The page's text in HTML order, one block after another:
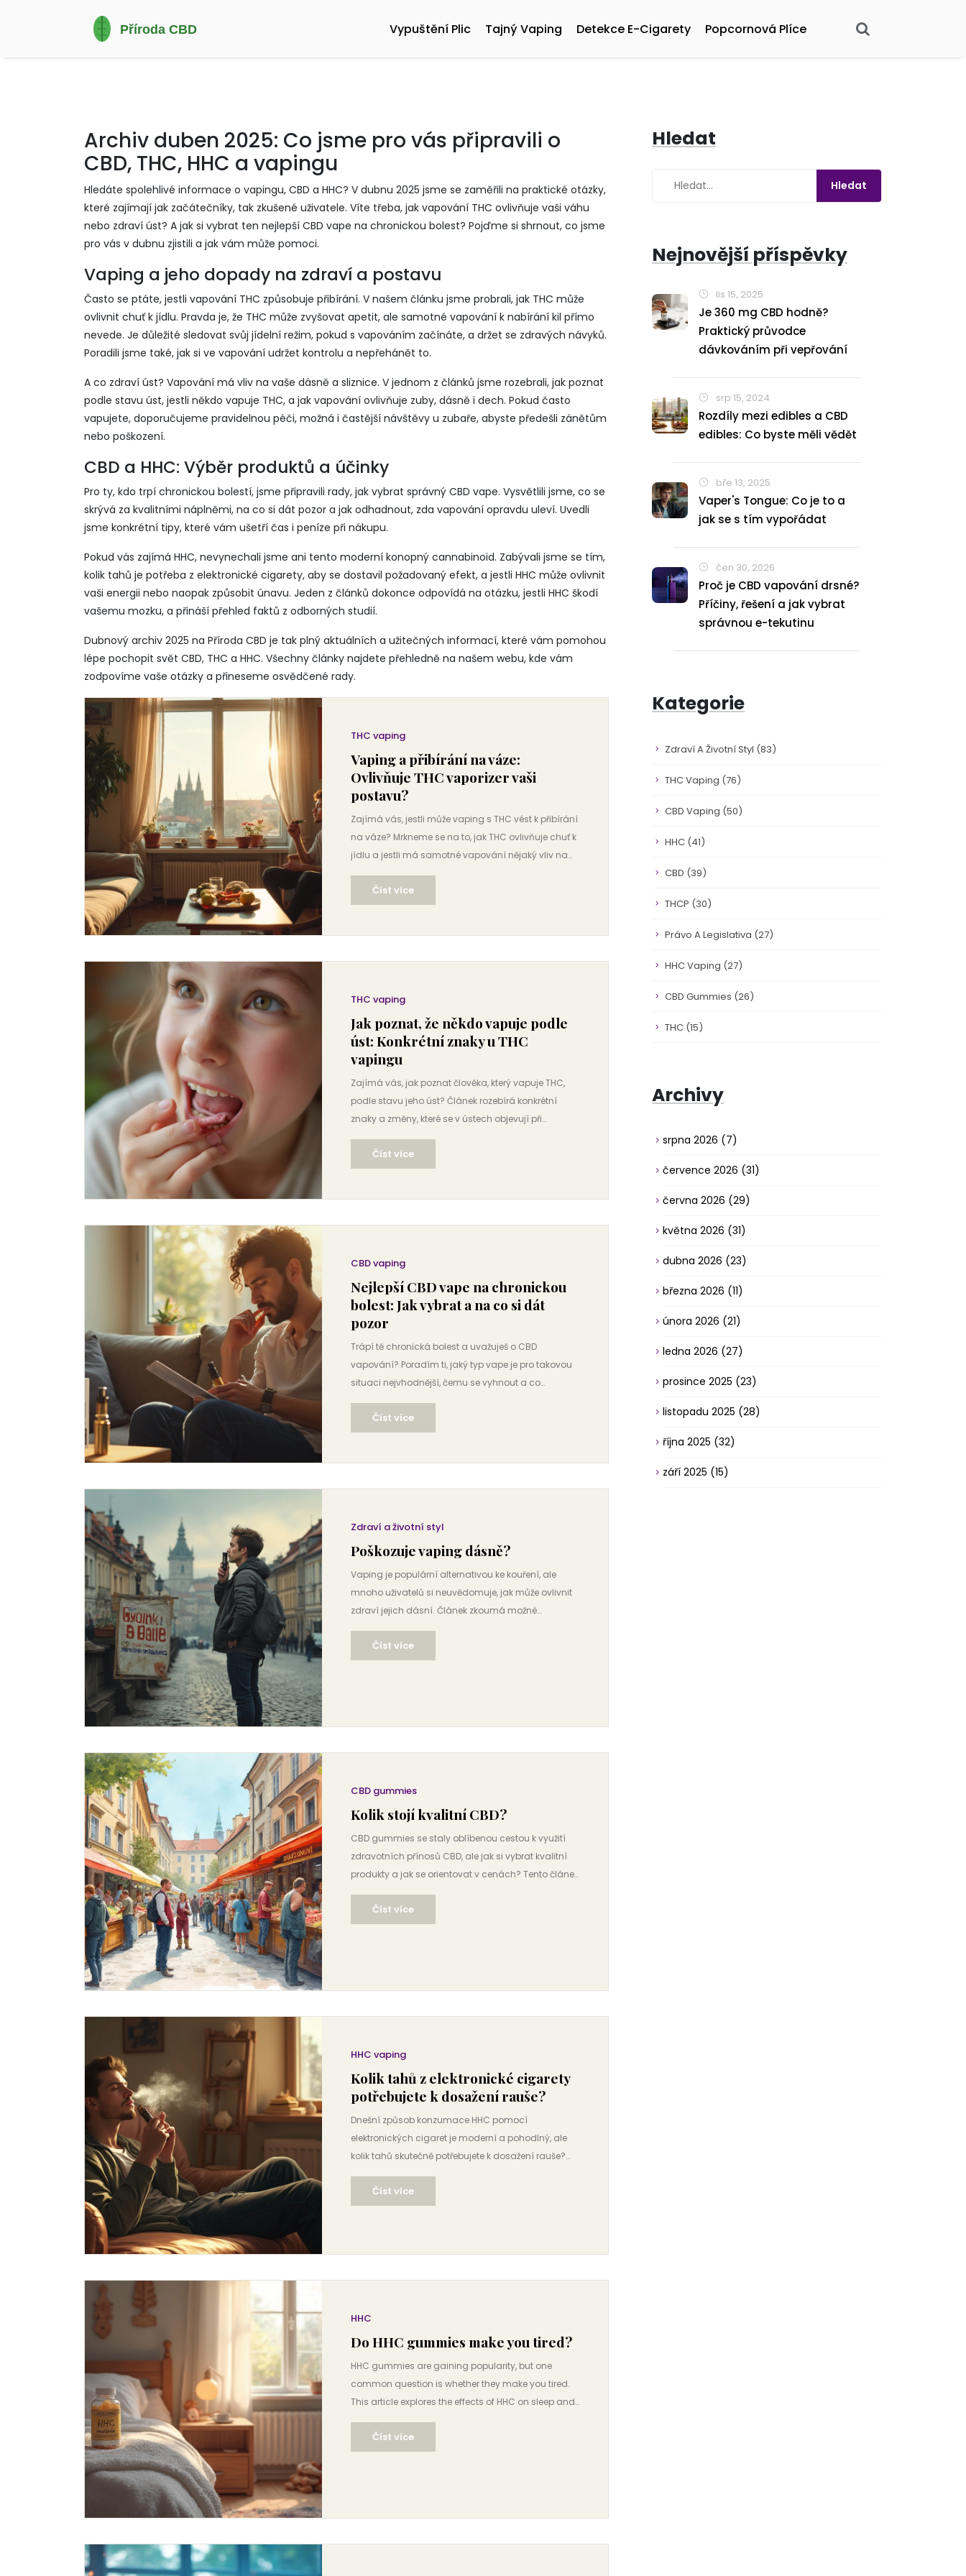
Vypuštění Plic Tajný Vaping Detekce E-Cigarety Popcornová Plíce
Archiv duben 2025: Co jsme pro vás připravili o
CBD, THC, HHC a vapingu
Hledáte spolehlivé informace o vapingu, CBD a HHC? V dubnu 2025 jsme se zaměřili na praktické otázky,
které zajímají jak začátečníky, tak zkušené uživatele. Víte třeba, jak vapování THC ovlivňuje vaši váhu
nebo zdraví úst? A jak si vybrat ten nejlepší CBD vape na chronickou bolest? Pojďme si shrnout, co jsme
pro vás v dubnu zjistili a jak vám může pomoci.
Vaping a jeho dopady na zdraví a postavu
Často se ptáte, jestli vapování THC způsobuje přibírání. V našem článku jsme probrali, jak THC může
ovlivnit chuť k jídlu. Pravda je, že THC může zvyšovat apetit, ale samotné vapování k nabírání kil přímo
nevede. Je důležité sledovat svůj jídelní režim, pokud s vapováním začínáte, a držet se zdravých návyků.
Poradili jsme také, jak si ve vapování udržet kontrolu a nepřehánět to.
A co zdraví úst? Vapování má vliv na vaše dásně a sliznice. V jednom z článků jsme rozebrali, jak poznat
podle stavu úst, jestli někdo vapuje THC, a jak vapování ovlivňuje zuby, dásně i dech. Pokud často
vapujete, doporučujeme pravidelnou péči, možná i častější návštěvy u zubaře, abyste předešli zánětům
nebo poškození.
CBD a HHC: Výběr produktů a účinky
Pro ty, kdo trpí chronickou bolestí, jsme připravili rady, jak vybrat správný CBD vape. Vysvětlili jsme, co se
skrývá za kvalitními náplněmi, na co si dát pozor a jak odhadnout, zda vapování opravdu uleví. Uvedli
jsme konkrétní tipy, které vám ušetří čas i peníze při nákupu.
Pokud vás zajímá HHC, nevynechali jsme ani tento moderní konopný cannabinoid. Zabývali jsme se tím,
kolik tahů je potřeba z elektronické cigarety, aby se dostavil požadovaný efekt, a jestli HHC může ovlivnit
vaši energii nebo naopak způsobit únavu. Jeden z článků dokonce odpovídá na otázku, jestli HHC škodí
vašemu mozku, a přináší přehled faktů z odborných studií.
Dubnový archiv 2025 na Příroda CBD je tak plný aktuálních a užitečných informací, které vám pomohou
lépe pochopit svět CBD, THC a HHC. Všechny články najdete přehledně na našem webu, kde vám
zodpovíme vaše otázky a přineseme osvědčené rady.
THC vaping
Vaping a přibírání na váze:
Ovlivňuje THC vaporizer vaši
postavu?
Zajímá vás, jestli může vaping s THC vést k přibírání
na váze? Mrkneme se na to, jak THC ovlivňuje chuť k
jídlu a jestli má samotné vapování nějaký vliv na
naši postavu. Dozvíte se i pár konkrétních tipů, jak si
hlídat váhu, pokud s vapováním začínáte nebo už
vapujete. V článku najdete praktické rady a ověřené
Číst více
THC vaping
Jak poznat, že někdo vapuje podle
úst: Konkrétní znaky u THC
vapingu
Zajímá vás, jak poznat člověka, který vapuje THC,
podle stavu jeho úst? Článek rozebírá konkrétní
znaky a změny, které se v ústech objevují při
pravidelném vapování. Dozvíte se, co sledovat na
zubech, dásních nebo dechu a jak se liší změny
oproti klasickému kouření. Nabídneme i rady, jak
samotným vaperům.
Číst více
CBD vaping
Nejlepší CBD vape na chronickou
bolest: Jak vybrat a na co si dát
pozor
Trápí tě chronická bolest a uvažuješ o CBD
vapování? Poradím ti, jaký typ vape je pro takovou
situaci nejvhodnější, čemu se vyhnout a co
sledovat při výběru. Prozkoumáme, jak různá
zařízení fungují, jak poznat kvalitní CBD náplně a
jestli je vapování skutečně účinné proti bolesti.
nákupem.
Číst více
Zdraví a životní styl
Poškozuje vaping dásně?
Vaping je populární alternativou ke kouření, ale
mnoho uživatelů si neuvědomuje, jak může ovlivnit
zdraví jejich dásní. Článek zkoumá možné
negativní dopady vapování na ústní dutinu, včetně
rizika zánětu dásní a ústní eroze. Zjistíte také, jakými
způsoby můžete minimalizovat potenciální škody a
Číst více
CBD gummies
Kolik stojí kvalitní CBD?
CBD gummies se staly oblíbenou cestou k využití
zdravotních přínosů CBD, ale jak si vybrat kvalitní
produkty a jak se orientovat v cenách? Tento článek
prozkoumá, na co si dát pozor při nákupu CBD, proč
kvalita může být rozhodující, a jak rozpoznat ty
nejlepší produkty na trhu. Najdete zde i rady pro
Číst více
HHC vaping
Kolik tahů z elektronické cigarety
potřebujete k dosažení rauše?
Dnešní způsob konzumace HHC pomocí
elektronických cigaret je moderní a pohodlný, ale
kolik tahů skutečně potřebujete k dosažení rauše?
Tento článek rozebírá faktory, které ovlivňují účinek
HHC, a nabízí tipy, jak tuto látku konzumovat
bezpečně a efektivně. Věnujeme se také rozdílům v
Číst více
HHC
Do HHC gummies make you tired?
HHC gummies are gaining popularity, but one
common question is whether they make you tired.
This article explores the effects of HHC on sleep and
energy levels, examining how and why these
gummies might influence tiredness. We'll also delve
into user experiences, potential benefits, and offer
Číst více
Hledat
Nejnovější příspěvky
lis 15, 2025
Je 360 mg CBD hodně?
Praktický průvodce
dávkováním při vepřování
srp 15, 2024
Rozdíly mezi edibles a CBD
edibles: Co byste měli vědět
bře 13, 2025
Vaper's Tongue: Co je to a
jak se s tím vypořádat
čen 30, 2026
Proč je CBD vapování drsné?
Příčiny, řešení a jak vybrat
správnou e-tekutinu
Kategorie
Zdraví A Životní Styl (83)
THC Vaping (76)
CBD Vaping (50)
HHC (41)
CBD (39)
THCP (30)
Právo A Legislativa (27)
HHC Vaping (27)
CBD Gummies (26)
THC (15)
Archivy
srpna 2026 (7)
července 2026 (31)
června 2026 (29)
května 2026 (31)
dubna 2026 (23)
března 2026 (11)
února 2026 (21)
ledna 2026 (27)
prosince 2025 (23)
listopadu 2025 (28)
října 2025 (32)
září 2025 (15)